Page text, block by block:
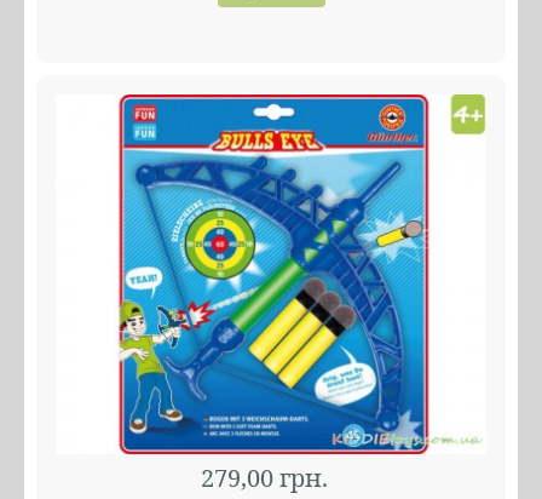
279,00 грн.